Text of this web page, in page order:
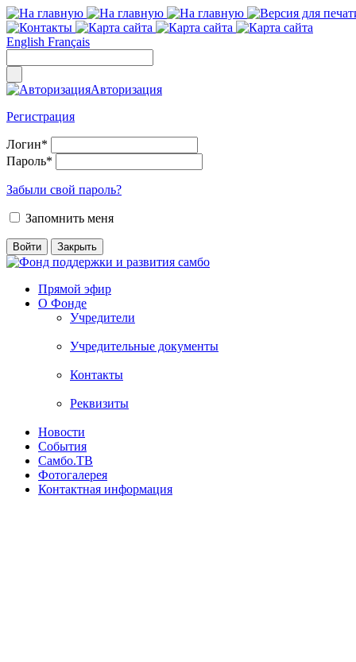
English Français
Авторизация
Регистрация
Логин*
Пароль*
Забыли свой пароль?
Запомнить меня
Прямой эфир
О Фонде
Учредители
Учредительные документы
Контакты
Реквизиты
Новости
События
Самбо.ТВ
Фотогалерея
Контактная информация